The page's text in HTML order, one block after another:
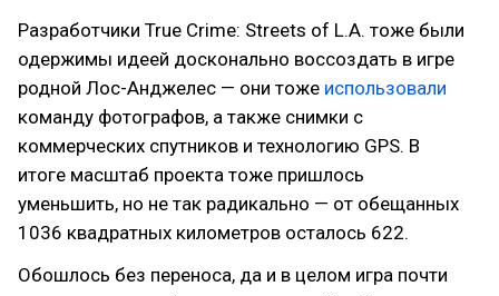
Разработчики True Crime: Streets of L.A. тоже были
одержимы идеей досконально воссоздать в игре
родной Лос-Анджелес — они тоже использовали
команду фотографов, а также снимки с
коммерческих спутников и технологию GPS. В
итоге масштаб проекта тоже пришлось
уменьшить, но не так радикально — от обещанных
1036 квадратных километров осталось 622.
Обошлось без переноса, да и в целом игра почти